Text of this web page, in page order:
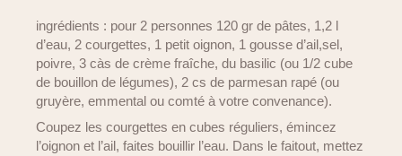
ingrédients : pour 2 personnes 120 gr de pâtes, 1,2 l
d’eau, 2 courgettes, 1 petit oignon, 1 gousse d’ail,sel,
poivre, 3 càs de crème fraîche, du basilic (ou 1/2 cube
de bouillon de légumes), 2 cs de parmesan rapé (ou
gruyère, emmental ou comté à votre convenance).
Coupez les courgettes en cubes réguliers, émincez
l’oignon et l’ail, faites bouillir l’eau. Dans le faitout, mettez